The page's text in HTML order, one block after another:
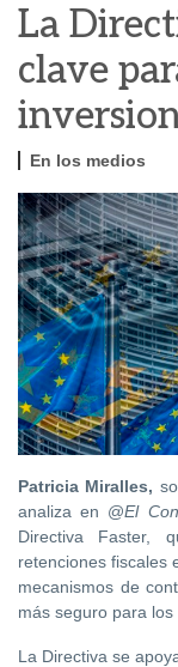
La
clave
En los medios
Patricia Miralles,
analiza en @El
Directiva Faster,
retenciones fiscales
mecanismos de
más seguro para los
La Directiva se